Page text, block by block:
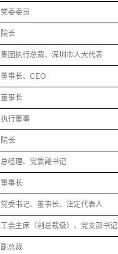
党委委员
院长
集团执行总裁、深圳市人大代表
董事长、CEO
董事长
执行董事
院长
总经理、党委副书记
董事长
党委书记、董事长、法定代表人
工会主席（副总裁级）、党支部书记
副总裁